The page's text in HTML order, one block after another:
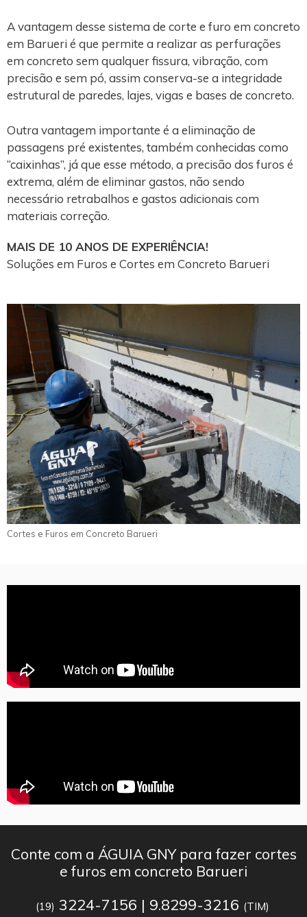
A vantagem desse sistema de corte e furo em concreto
em Barueri é que permite a realizar as perfurações
em concreto sem qualquer fissura, vibração, com
precisão e sem pó, assim conserva-se a integridade
estrutural de paredes, lajes, vigas e bases de concreto.
Outra vantagem importante é a eliminação de
passagens pré existentes, também conhecidas como
“caixinhas”, já que esse método, a precisão dos furos é
extrema, além de eliminar gastos, não sendo
necessário retrabalhos e gastos adicionais com
materiais correção.
MAIS DE 10 ANOS DE EXPERIÊNCIA!
Soluções em Furos e Cortes em Concreto Barueri
Cortes e Furos em Concreto Barueri
Conte com a ÁGUIA GNY para fazer cortes
e furos em concreto Barueri
(19) 3224-7156 | 9.8299-3216 (TIM)